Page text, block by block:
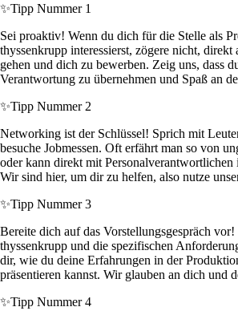
✨Tipp Nummer 1
Sei proaktiv! Wenn du dich für die Stelle als
thyssenkrupp interessierst, zögere nicht, direkt
gehen und dich zu bewerben. Zeig uns, dass
Verantwortung zu übernehmen und Spaß an
✨Tipp Nummer 2
Networking ist der Schlüssel! Sprich mit
besuche Jobmessen. Oft erfährt man so von
oder kann direkt mit Personalverantwortlichen
Wir sind hier, um dir zu helfen, also nutze
✨Tipp Nummer 3
Bereite dich auf das Vorstellungsgespräch
thyssenkrupp und die spezifischen
dir, wie du deine Erfahrungen in der
präsentieren kannst. Wir glauben an dich und
✨Tipp Nummer 4